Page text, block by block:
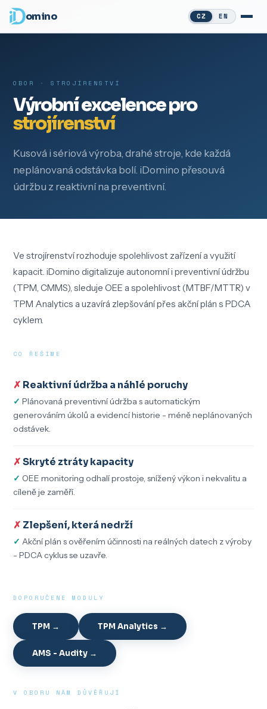
omino CZ EN
OBOR · STROJÍRENSTVÍ
Výrobní excelence pro
strojírenství
Kusová i sériová výroba, drahé stroje, kde každá
neplánovaná odstávka bolí. iDomino přesouvá
údržbu z reaktivní na preventivní.
Ve strojírenství rozhoduje spolehlivost zařízení a využití
kapacit. iDomino digitalizuje autonomní i preventivní údržbu
(TPM, CMMS), sleduje OEE a spolehlivost (MTBF/MTTR) v
TPM Analytics a uzavírá zlepšování přes akční plán s PDCA
cyklem.
CO ŘEŠÍME
Reaktivní údržba a náhlé poruchy
Plánovaná preventivní údržba s automatickým
generováním úkolů a evidencí historie - méně neplánovaných
odstávek.
Skryté ztráty kapacity
OEE monitoring odhalí prostoje, snížený výkon i nekvalitu a
cíleně je zaměří.
Zlepšení, která nedrží
Akční plán s ověřením účinnosti na reálných datech z výroby
- PDCA cyklus se uzavře.
DOPORUČENÉ MODULY
TPM → TPM Analytics →
AMS - Audity →
V OBORU NÁM DŮVĚŘUJÍ